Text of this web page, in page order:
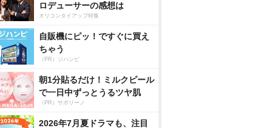
ロデューサーの感想は
オリコンタイアップ特集
自販機にピッ！ですぐに買え
ちゃう
（PR）ジハンピ
朝1分貼るだけ！ミルクピール
で一日中ずっとうるツヤ肌
（PR）サボリーノ
2026年7月夏ドラマも、注目